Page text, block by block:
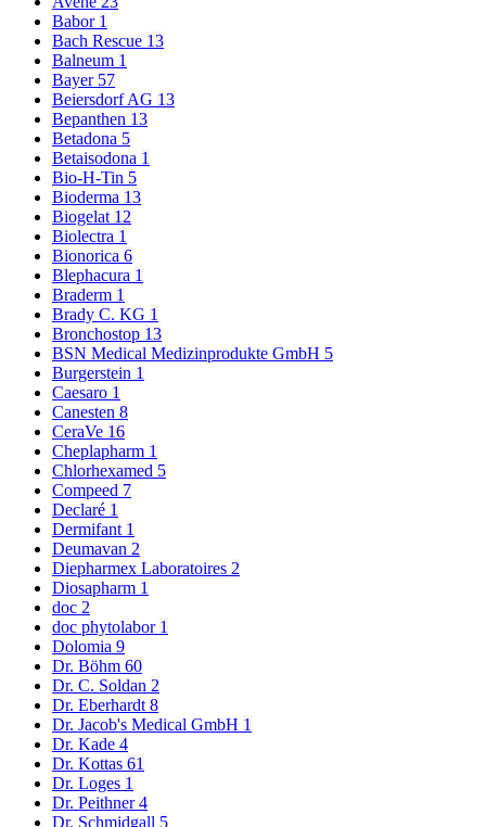
Babor 1
Bach Rescue 13
Balneum 1
Bayer 57
Beiersdorf AG 13
Bepanthen 13
Betadona 5
Betaisodona 1
Bio-H-Tin 5
Bioderma 13
Biogelat 12
Biolectra 1
Bionorica 6
Blephacura 1
Braderm 1
Brady C. KG 1
Bronchostop 13
BSN Medical Medizinprodukte GmbH 5
Burgerstein 1
Caesaro 1
Canesten 8
CeraVe 16
Cheplapharm 1
Chlorhexamed 5
Compeed 7
Declaré 1
Dermifant 1
Deumavan 2
Diepharmex Laboratoires 2
Diosapharm 1
doc 2
doc phytolabor 1
Dolomia 9
Dr. Böhm 60
Dr. C. Soldan 2
Dr. Eberhardt8
Dr. Jacob's Medical GmbH 1
Dr. Kade 4
Dr. Kottas 61
Dr. Loges 1
Dr. Peithner4
Dr. Schmidgall 5